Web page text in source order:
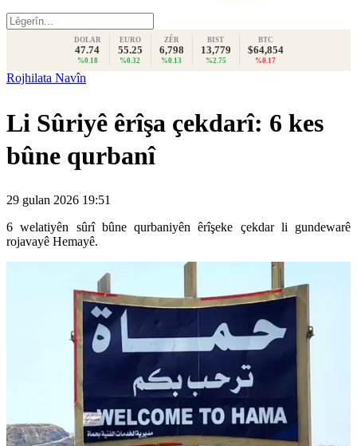
DOLAR
47.74
%0.18
EURO
55.25
%0.32
ZÊR
6,798
%0.13
BIST
13,779
%2.75
BTC
$64,854
%0.17
Rojhilata Navîn
Li Sûriyê êrîşa çekdarî: 6 kes
bûne qurbanî
29 gulan 2026 19:51
6 welatiyên sûrî bûne qurbaniyên êrîşeke çekdar li gundewarê
rojavayê Hemayê.